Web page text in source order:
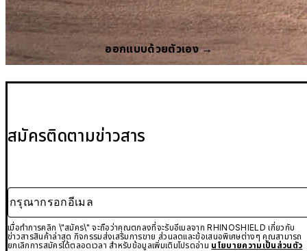
ออกแบบด้วยตัวเอง →
สมัครติดตามข่าวสาร
กรุณากรอกอีเมล
เมื่อทำการคลิก \"สมัคร\" จะถือว่าคุณตกลงที่จะรับอีเมลจาก RHINOSHIELD เกี่ยวกับ
ข่าวสารสินค้าล่าสุด กิจกรรมส่งเสริมการขาย ส่วนลดและข้อเสนอพิเศษต่างๆ คุณสามารถ
ยกเลิกการสมัครได้ตลอดเวลา สำหรับข้อมูลเพิ่มเติมโปรดอ่าน นโยบายความเป็นส่วนตัว